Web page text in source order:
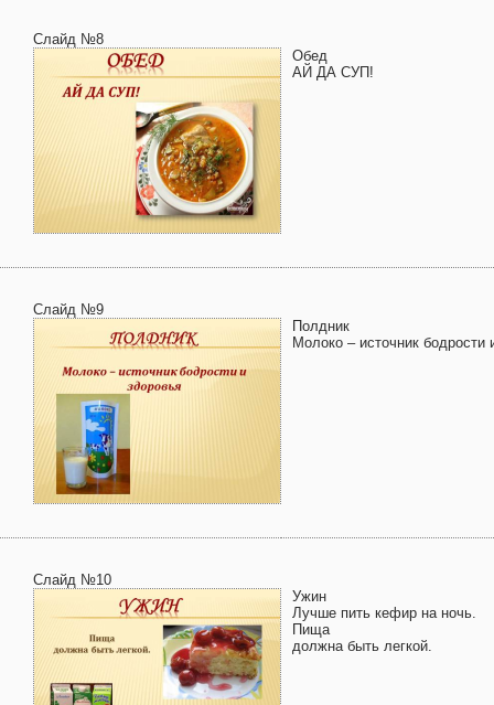
Слайд №8
Обед
АЙ ДА СУП!
Слайд №9
Полдник
Молоко – источник бодрости
Слайд №10
Ужин
Лучше пить кефир на ночь.
Пища
должна быть легкой.